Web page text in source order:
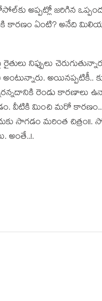
అప్ప‌ట్లో జ‌రిగిన
కార‌ణం ఏంటి? అనేది
నిప్పులు
రెండు కార‌ణాలు
వీటికి మించి మ‌రో
సాగ‌డం మ‌రింత
అంతే..!.